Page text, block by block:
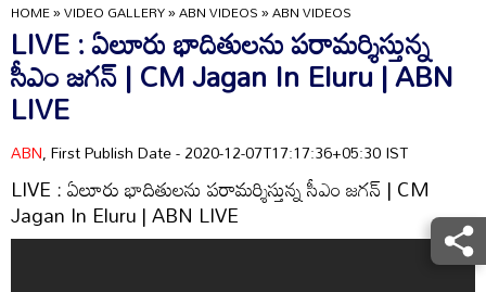
HOME»VIDEO GALLERY»ABN VIDEOS»ABN VIDEOS
LIVE : ఏలూరు భాదితులను పరామర్శిస్తున్న
సీఎం జగన్ | CM Jagan In Eluru | ABN
LIVE
ABN, First Publish Date - 2020-12-07T17:17:36+05:30 IST
LIVE : ఏలూరు భాదితులను పరామర్శిస్తున్న సీఎం జగన్ | CM
Jagan In Eluru | ABN LIVE